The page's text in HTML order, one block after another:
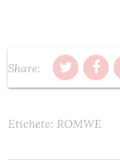
Share:
Etichete: ROMWE